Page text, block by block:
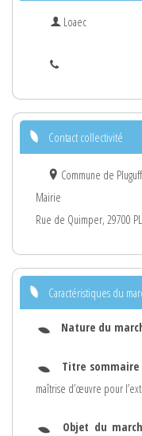
Loaec
Contact collectivité
Commune de
Mairie
Rue de Quimper, 29700
Caractéristiques du
Nature du
Titre sommaire
maîtrise d’œuvre pour
Objet du